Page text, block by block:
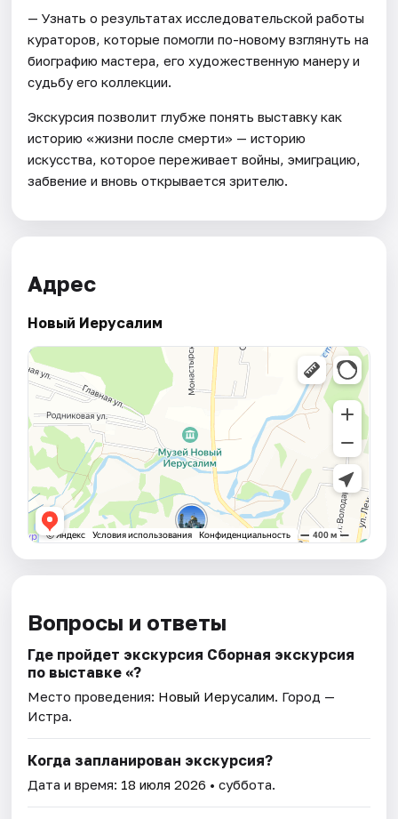
— Узнать о результатах исследовательской работы
кураторов, которые помогли по-новому взглянуть на
биографию мастера, его художественную манеру и
судьбу его коллекции.
Экскурсия позволит глубже понять выставку как
историю «жизни после смерти» — историю
искусства, которое переживает войны, эмиграцию,
забвение и вновь открывается зрителю.
Адрес
Новый Иерусалим
Вопросы и ответы
Где пройдет экскурсия Сборная экскурсия
по выставке «?
Место проведения: Новый Иерусалим. Город —
Истра.
Когда запланирован экскурсия?
Дата и время: 18 июля 2026 • суббота.